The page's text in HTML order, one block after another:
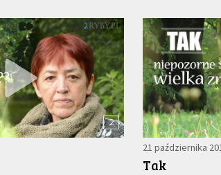
2
21 października
Tak